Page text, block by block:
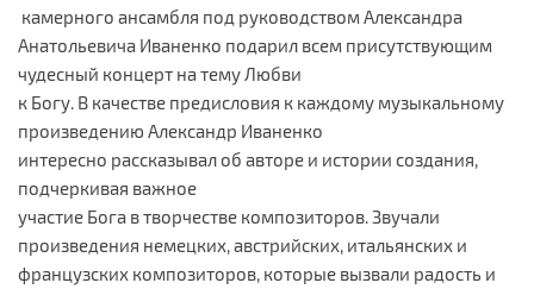
камерного ансамбля под руководством Александра
Анатольевича Иваненко подарил всем присутствующим
чудесный концерт на тему Любви
к Богу. В качестве предисловия к каждому музыкальному
произведению Александр Иваненко
интересно рассказывал об авторе и истории создания,
подчеркивая важное
участие Бога в творчестве композиторов. Звучали
произведения немецких, австрийских, итальянских и
французских композиторов, которые вызвали радость и